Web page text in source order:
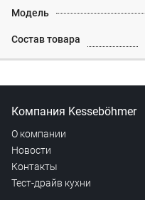
Модель
Состав товара
Компания Kesseböhmer
О компании
Новости
Контакты
Тест-драйв кухни